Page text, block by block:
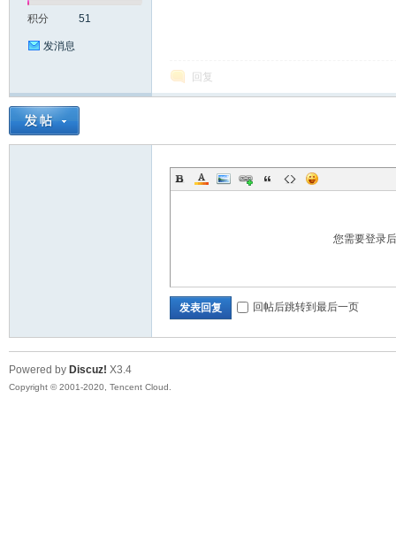
坛
积分 51
发消息
回复
您需要登录
发表回复 回帖后跳转到最后一页
Powered by Discuz! X3.4
Copyright © 2001-2020, Tencent Cloud.